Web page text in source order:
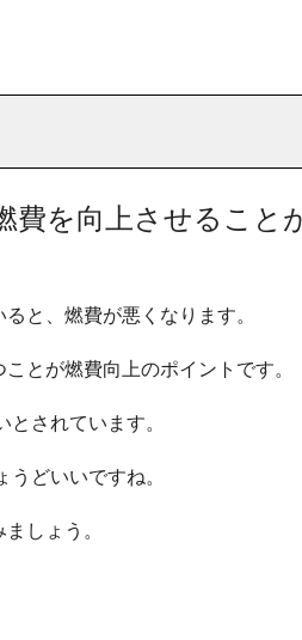
費を向上させること
と、燃費が悪くなります。
とが燃費向上のポイントです。
されています。
どいいですね。
しょう。